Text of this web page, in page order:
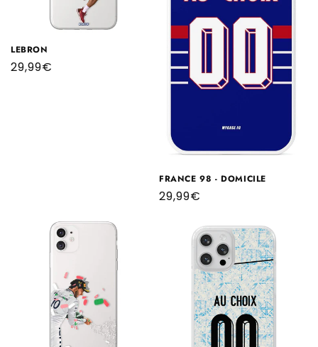
LEBRON
Prix
29,99€
FRANCE 98 - DOMICILE
Prix
29,99€